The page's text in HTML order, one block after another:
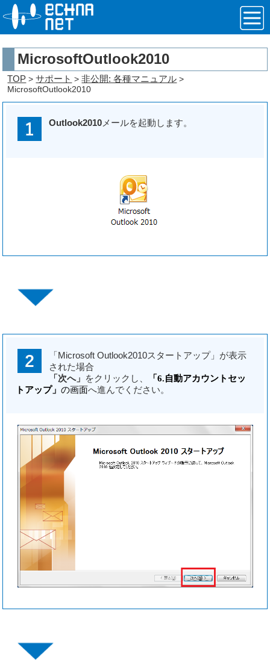
MicrosoftOutlook2010
TOP >サポート >非公開: 各種マニュアル >
MicrosoftOutlook2010
Outlook2010メールを起動します。
「Microsoft Outlook2010スタートアップ」が表示
された場合
「次へ」 をクリックし、
「6.自動アカウントセッ
トアップ」 の画面へ進んでください。